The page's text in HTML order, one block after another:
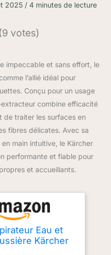
2025 / 4 minutes de lecture
votes)
impeccable et sans effort, le
l’allié idéal pour
Conçu pour un usage
combine efficacité
traiter les surfaces en
fibres délicates. Avec sa
main intuitive, le Kärcher
performante et fiable pour
et accueillants.
Eau et
Kärcher